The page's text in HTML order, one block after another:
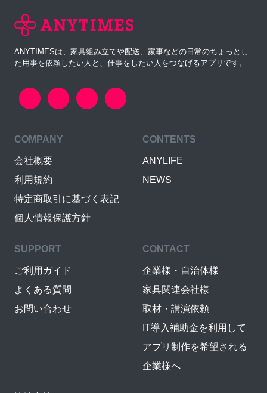
ANYTIMESは、家具組み立てや配送、家事などの日常のちょっとし
た用事を依頼したい人と、仕事をしたい人をつなげるアプリです。
COMPANY
会社概要
利用規約
特定商取引に基づく表記
個人情報保護方針
CONTENTS
ANYLIFE
NEWS
SUPPORT
ご利用ガイド
よくある質問
お問い合わせ
CONTACT
企業様・自治体様
家具関連会社様
取材・講演依頼
IT導入補助金を利用して
アプリ制作を希望される
企業様へ